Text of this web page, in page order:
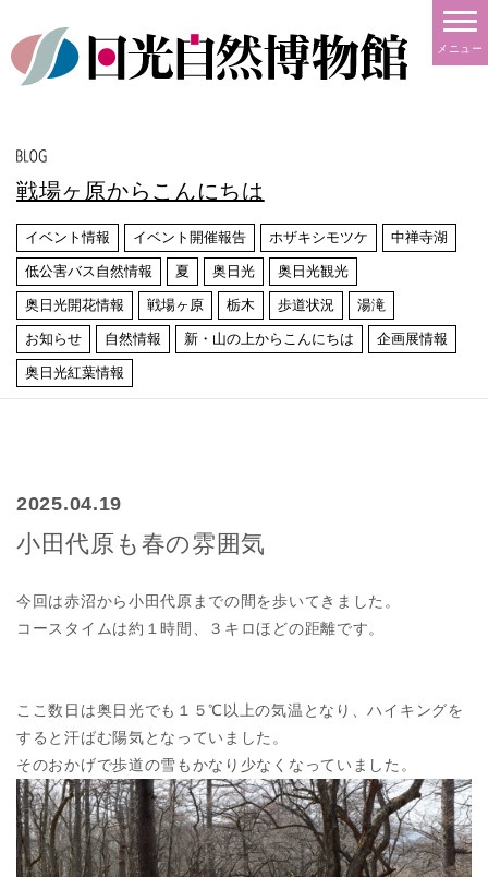
メニュー
戦場ヶ原からこんにちは
イベント情報 イベント開催報告 ホザキシモツケ 中禅寺湖
低公害バス自然情報 夏 奥日光 奥日光観光
奥日光開花情報 戦場ヶ原 栃木 歩道状況 湯滝
お知らせ 自然情報 新・山の上からこんにちは 企画展情報
奥日光紅葉情報
2025.04.19
小田代原も春の雰囲気
今回は赤沼から小田代原までの間を歩いてきました。
コースタイムは約１時間、３キロほどの距離です。
ここ数日は奥日光でも１５℃以上の気温となり、ハイキングを
すると汗ばむ陽気となっていました。
そのおかげで歩道の雪もかなり少なくなっていました。